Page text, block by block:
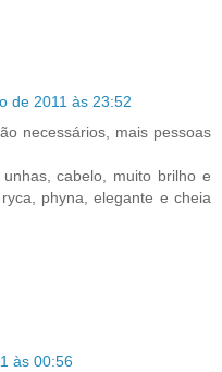
de 2011 às 23:52
necessários, mais pessoas
cabelo, muito brilho e
phyna, elegante e cheia
às 00:56